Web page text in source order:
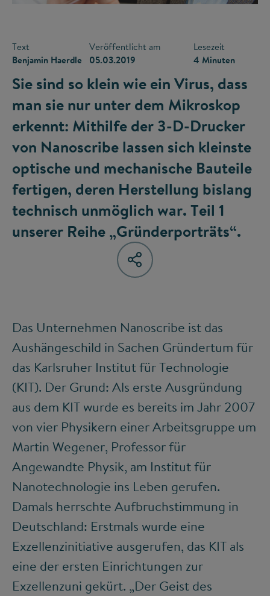
Text
Benjamin Haerdle
Veröffentlicht am
05.03.2019
Lesezeit
4 Minuten
Sie sind so klein wie ein Virus, dass
man sie nur unter dem Mikroskop
erkennt: Mithilfe der 3-D-Drucker
von Nanoscribe lassen sich kleinste
optische und mechanische Bauteile
fertigen, deren Herstellung bislang
technisch unmöglich war. Teil 1
unserer Reihe „Gründerporträts“.
Das Unternehmen Nanoscribe ist das
Aushängeschild in Sachen Gründertum für
das Karlsruher Institut für Technologie
(KIT). Der Grund: Als erste Ausgründung
aus dem KIT wurde es bereits im Jahr 2007
von vier Physikern einer Arbeitsgruppe um
Martin Wegener, Professor für
Angewandte Physik, am Institut für
Nanotechnologie ins Leben gerufen.
Damals herrschte Aufbruchstimmung in
Deutschland: Erstmals wurde eine
Exzellenzinitiative ausgerufen, das KIT als
eine der ersten Einrichtungen zur
Exzellenzuni gekürt. „Der Geist des